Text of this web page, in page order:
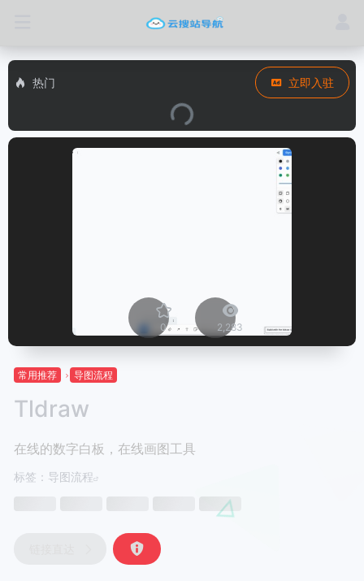
热门 立即入驻
0 2,283
常用推荐 导图流程
Tldraw
在线的数字白板，在线画图工具
标签： 导图流程